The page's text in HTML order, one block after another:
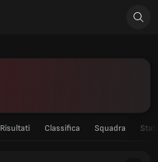
Risultati Classifica Squadra